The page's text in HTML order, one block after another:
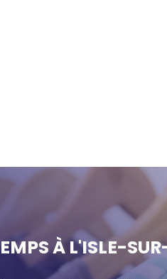
À L'ISLE-